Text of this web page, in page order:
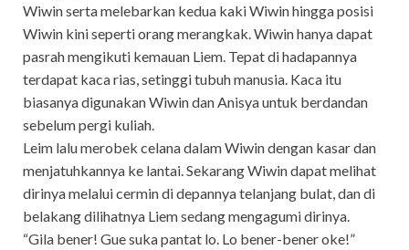
Wiwin serta melebarkan kedua kaki Wiwin hingga posisi
Wiwin kini seperti orang merangkak. Wiwin hanya dapat
pasrah mengikuti kemauan Liem. Tepat di hadapannya
terdapat kaca rias, setinggi tubuh manusia. Kaca itu
biasanya digunakan Wiwin dan Anisya untuk berdandan
sebelum pergi kuliah.
Leim lalu merobek celana dalam Wiwin dengan kasar dan
menjatuhkannya ke lantai. Sekarang Wiwin dapat melihat
dirinya melalui cermin di depannya telanjang bulat, dan di
belakang dilihatnya Liem sedang mengagumi dirinya.
“Gila bener! Gue suka pantat lo. Lo bener-bener oke!”